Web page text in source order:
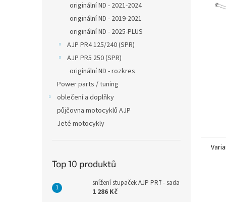
originální ND - 2021-2024
originální ND - 2019-2021
originální ND - 2025-PLUS
AJP PR4 125/240 (SPR)
AJP PR5 250 (SPR)
originální ND - rozkres
Power parts / tuning
oblečení a doplňky
půjčovna motocyklů AJP
Jeté motocykly
Top 10 produktů
snížení stupaček AJP PR7 - sada
1 286 Kč